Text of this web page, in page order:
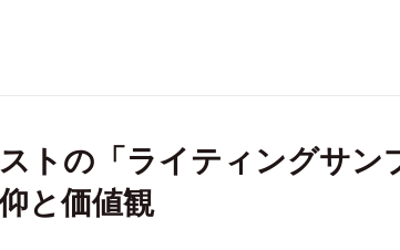
トの「ライティングサン
と価値観